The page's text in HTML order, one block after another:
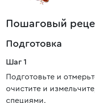
Пошаговый
Подготовка
Шаг 1
Подготовьте и
очистите и
специями.